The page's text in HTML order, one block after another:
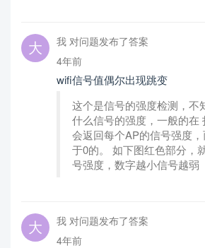
我 对问题发布了答案
4年前
wifi信号值偶尔出现跳变
这个是信号的强度检测，不
什么信号的强度，一般的在
会返回每个AP的信号强度
于0的。 如下图红色部分，
号强度，数字越小信号越弱
我 对问题发布了答案
4年前